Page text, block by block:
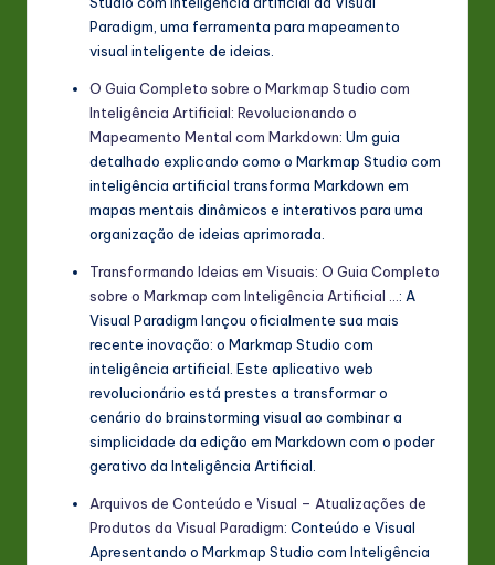
Paradigm, uma ferramenta para mapeamento
visual inteligente de ideias.
O Guia Completo sobre o Markmap Studio com
Inteligência Artificial: Revolucionando o
Mapeamento Mental com Markdown: Um guia
detalhado explicando como o Markmap Studio com
inteligência artificial transforma Markdown em
mapas mentais dinâmicos e interativos para uma
organização de ideias aprimorada.
Transformando Ideias em Visuais: O Guia Completo
sobre o Markmap com Inteligência Artificial … : A
Visual Paradigm lançou oficialmente sua mais
recente inovação: o Markmap Studio com
inteligência artificial. Este aplicativo web
revolucionário está prestes a transformar o
cenário do brainstorming visual ao combinar a
simplicidade da edição em Markdown com o poder
gerativo da Inteligência Artificial.
Arquivos de Conteúdo e Visual – Atualizações de
Produtos da Visual Paradigm: Conteúdo e Visual
Apresentando o Markmap Studio com Inteligência